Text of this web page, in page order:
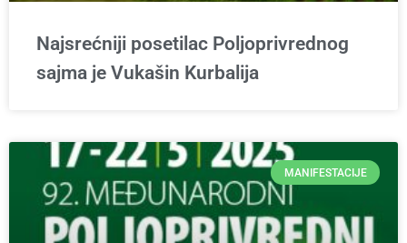
Najsrećniji posetilac Poljoprivrednog
sajma je Vukašin Kurbalija
MANIFESTACIJE